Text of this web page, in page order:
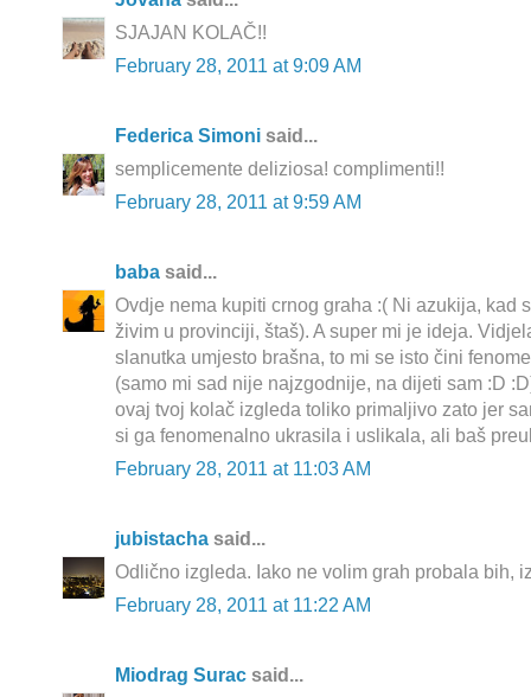
SJAJAN KOLAČ!!
February 28, 2011 at 9:09 AM
Federica Simoni said...
semplicemente deliziosa! complimenti!!
February 28, 2011 at 9:59 AM
baba said...
Ovdje nema kupiti crnog graha :( Ni azukija, kad
živim u provinciji, štaš). A super mi je ideja.
slanutka umjesto brašna, to mi se isto čini
(samo mi sad nije najzgodnije, na dijeti sam :D
ovaj tvoj kolač izgleda toliko primaljivo zato jer
si ga fenomenalno ukrasila i uslikala, ali baš
February 28, 2011 at 11:03 AM
jubistacha said...
Odlično izgleda. Iako ne volim grah probala bih,
February 28, 2011 at 11:22 AM
Miodrag Surac said...